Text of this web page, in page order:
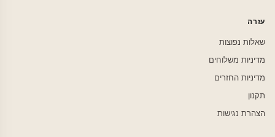
עזרה
שאלות נפוצות
מדיניות משלוחים
מדיניות החזרים
תקנון
הצהרת נגישות